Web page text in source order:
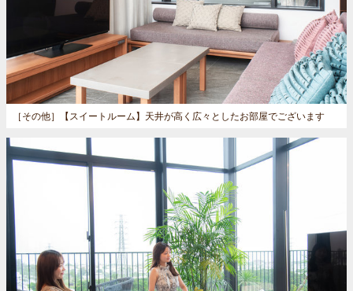
［その他］ 【スイートルーム】天井が高く広々としたお部屋でございます